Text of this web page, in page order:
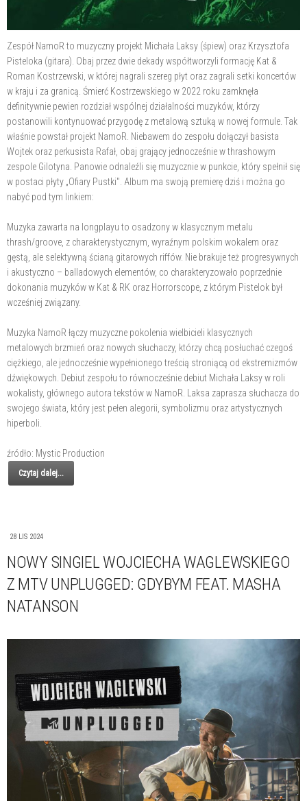
Zespół NamoR to muzyczny projekt Michała Laksy (śpiew) oraz Krzysztofa
Pisteloka (gitara). Obaj przez dwie dekady współtworzyli formację Kat &
Roman Kostrzewski, w której nagrali szereg płyt oraz zagrali setki koncertów
w kraju i za granicą. Śmierć Kostrzewskiego w 2022 roku zamknęła
definitywnie pewien rozdział wspólnej działalności muzyków, którzy
postanowili kontynuować przygodę z metalową sztuką w nowej formule. Tak
właśnie powstał projekt NamoR. Niebawem do zespołu dołączył basista
Wojtek oraz perkusista Rafał, obaj grający jednocześnie w thrashowym
zespole Gilotyna. Panowie odnaleźli się muzycznie w punkcie, który spełnił się
w postaci płyty „Ofiary Pustki". Album ma swoją premierę dziś i można go
nabyć pod tym linkiem:
Muzyka zawarta na longplayu to osadzony w klasycznym metalu
thrash/groove, z charakterystycznym, wyraźnym polskim wokalem oraz
gęstą, ale selektywną ścianą gitarowych riffów. Nie brakuje też progresywnych
i akustyczno – balladowych elementów, co charakteryzowało poprzednie
dokonania muzyków w Kat & RK oraz Horrorscope, z którym Pistelok był
wcześniej związany.
Muzyka NamoR łączy muzyczne pokolenia wielbicieli klasycznych
metalowych brzmień oraz nowych słuchaczy, którzy chcą posłuchać czegoś
ciężkiego, ale jednocześnie wypełnionego treścią stroniącą od ekstremizmów
dźwiękowych. Debiut zespołu to równocześnie debiut Michała Laksy w roli
wokalisty, głównego autora tekstów w NamoR. Laksa zaprasza słuchacza do
swojego świata, który jest pełen alegorii, symbolizmu oraz artystycznych
hiperboli.
źródło: Mystic Production
Czytaj dalej...
28 LIS 2024
NOWY SINGIEL WOJCIECHA WAGLEWSKIEGO
Z MTV UNPLUGGED: GDYBYM FEAT. MASHA
NATANSON